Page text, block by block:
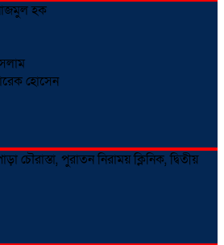
হক
হোসেন
চৌরাস্তা, পুরাতন নিরাময় ক্লিনিক, দ্বিতীয়